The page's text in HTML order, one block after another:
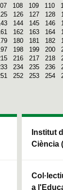
108 109 110
126 127 128
144 145 146
162 163 164
180 181 182
198 199 200
216 217 218
234 235 236
252 253 254
Institut
Ciència
a